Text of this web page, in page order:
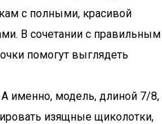
с полными, красивой
В сочетании с правильным
помогут выглядеть
именно, модель, длиной 7/8,
изящные щиколотки,